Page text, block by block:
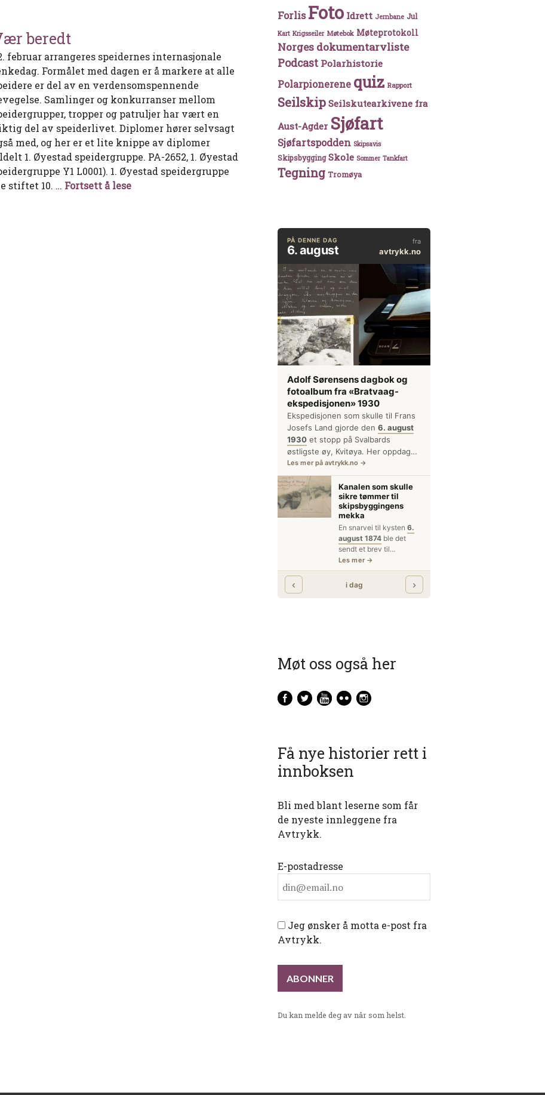
beredt
februar arrangeres speidernes internasjonale
Formålet med dagen er å markere at alle
er del av en verdensomspennende
Samlinger og konkurranser mellom
tropper og patruljer har vært en
del av speiderlivet. Diplomer hører selvsagt
med, og her er et lite knippe av diplomer
1. Øyestad speidergruppe. PA-2652, 1. Øyestad
Y1 L0001). 1. Øyestad speidergruppe
stiftet 10. … Fortsett å leseVær beredt
Forlis Foto Idrett Jernbane Jul
Kart Krigsseiler Møtebok Møteprotokoll
Norges dokumentarvliste
Podcast Polarhistorie
Polarpionerene quiz Rapport
Seilskip Seilskutearkivene fra
Aust-Agder Sjøfart
Sjøfartspodden Skipsavis
Skipsbygging Skole Sommer Tankfart
Tegning Tromøya
Møt oss også her
Få nye historier rett i
innboksen
Bli med blant leserne som får
de nyeste innleggene fra
Avtrykk.
E-postadresse
Jeg ønsker å motta e-post fra
Avtrykk.
Du kan melde deg av når som helst.